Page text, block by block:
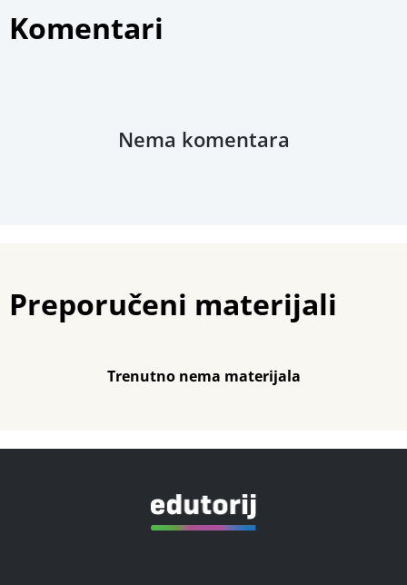
Komentari
Nema komentara
Preporučeni materijali
Trenutno nema materijala